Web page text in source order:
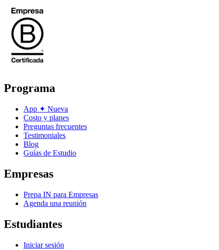
Programa
App ✦ Nueva
Costo y planes
Preguntas frecuentes
Testimoniales
Blog
Guías de Estudio
Empresas
Prepa IN para Empresas
Agenda una reunión
Estudiantes
Iniciar sesión